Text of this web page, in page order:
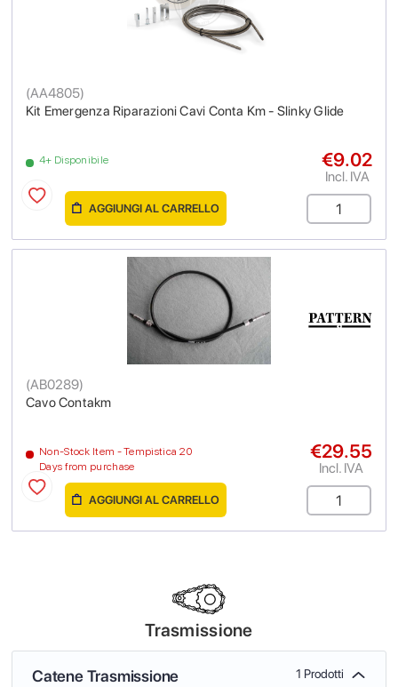
Kit Emergenza Riparazioni Cavi Conta Km - Slinky Glide
(AA4805)
4+ Disponibile €9.02
Incl. IVA
AGGIUNGI AL CARRELLO
Cavo Contakm
(AB0289)
Non-Stock Item - Tempistica 20
Days from purchase
€29.55
Incl. IVA
AGGIUNGI AL CARRELLO
Trasmissione
Catene Trasmissione 1 Prodotti